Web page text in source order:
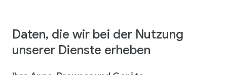
Daten, die wir bei der Nutzung
unserer Dienste erheben